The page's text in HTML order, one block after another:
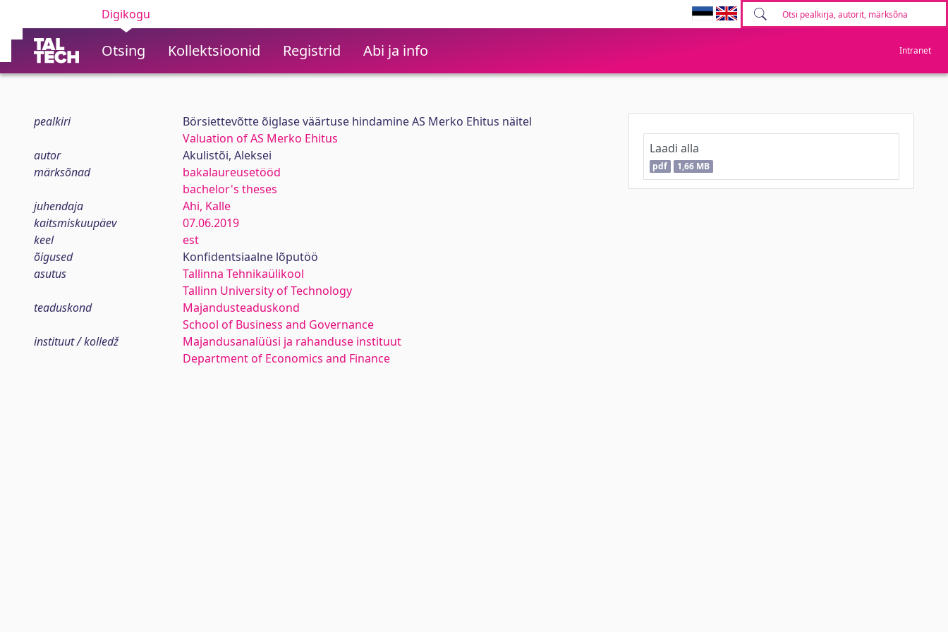
Digikogu
Otsing Kollektsioonid Registrid Abi ja info Intranet
pealkiri
Börsiettevõtte õiglase väärtuse hindamine AS Merko Ehitus näitel
Valuation of AS Merko Ehitus
autor
Akulistõi, Aleksei
märksõnad
bakalaureusetööd
bachelor's theses
juhendaja
Ahi, Kalle
kaitsmiskuupäev
07.06.2019
keel
est
õigused
Konfidentsiaalne lõputöö
asutus
Tallinna Tehnikaülikool
Tallinn University of Technology
teaduskond
Majandusteaduskond
School of Business and Governance
instituut / kolledž
Majandusanalüüsi ja rahanduse instituut
Department of Economics and Finance
Laadi alla
pdf 1,66 MB